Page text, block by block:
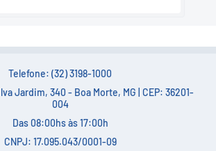
Telefone: (32) 3198-1000
Jardim, 340 - Boa Morte, MG | CEP: 36201-
004
Das 08:00hs às 17:00h
CNPJ: 17.095.043/0001-09